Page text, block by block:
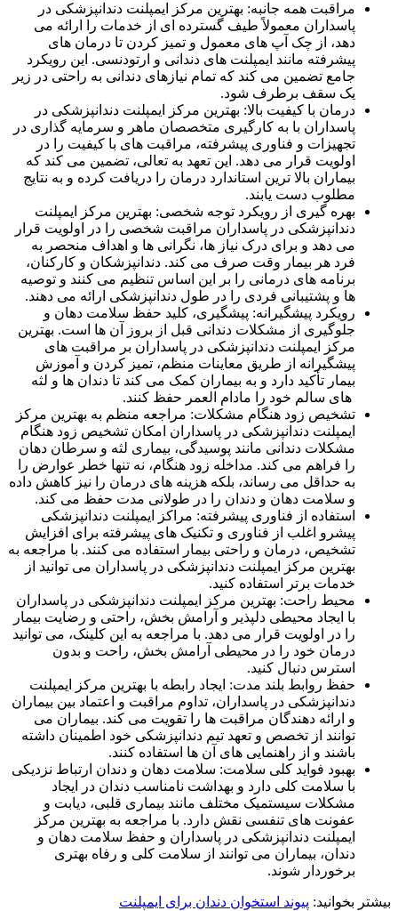
مراقبت همه جانبه: بهترین مرکز ایمپلنت دندانپزشکی در
پاسداران معمولاً طیف گسترده ‌ای از خدمات را ارائه می
‌دهد، از چک‌ آپ‌ های معمول و تمیز کردن تا درمان‌ های
پیشرفته مانند ایمپلنت‌ های دندانی و ارتودنسی. این رویکرد
جامع تضمین می کند که تمام نیازهای دندانی به راحتی در زیر
یک سقف برطرف شود.
درمان با کیفیت بالا: بهترین مرکز ایمپلنت دندانپزشکی در
پاسداران با به کارگیری متخصصان ماهر و سرمایه گذاری در
تجهیزات و فناوری پیشرفته، مراقبت های با کیفیت را در
اولویت قرار می دهد. این تعهد به تعالی، تضمین می کند که
بیماران بالا ترین استاندارد درمان را دریافت کرده و به نتایج
مطلوب دست یابند.
بهره گیری از رویکرد توجه شخصی: بهترین مرکز ایمپلنت
دندانپزشکی در پاسداران مراقبت شخصی را در اولویت قرار
می دهد و برای درک نیاز ها، نگرانی ها و اهداف منحصر به
فرد هر بیمار وقت صرف می کند. دندانپزشکان و کارکنان،
برنامه های درمانی را بر این اساس تنظیم می کنند و توصیه
ها و پشتیبانی فردی را در طول دندانپزشکی ارائه می دهند.
رویکرد پیشگیرانه: پیشگیری، کلید حفظ سلامت دهان و
جلوگیری از مشکلات دندانی قبل از بروز آن ها است. بهترین
مرکز ایمپلنت دندانپزشکی در پاسداران بر مراقبت‌ های
پیشگیرانه از طریق معاینات منظم، تمیز کردن و آموزش
بیمار تأکید دارد و به بیماران کمک می ‌کند تا دندان ها و لثه
های سالم خود را مادام ‌العمر حفظ کنند.
تشخیص زود هنگام مشکلات: مراجعه منظم به بهترین مرکز
ایمپلنت دندانپزشکی در پاسداران امکان تشخیص زود هنگام
مشکلات دندانی مانند پوسیدگی، بیماری لثه و سرطان دهان
را فراهم می کند. مداخله زود هنگام، نه تنها خطر عوارض را
به حداقل می رساند، بلکه هزینه های درمان را نیز کاهش داده
و سلامت دهان و دندان را در طولانی مدت حفظ می کند.
استفاده از فناوری پیشرفته: مراکز ایمپلنت دندانپزشکی
پیشرو اغلب از فناوری و تکنیک های پیشرفته برای افزایش
تشخیص، درمان و راحتی بیمار استفاده می کنند. با مراجعه به
بهترین مرکز ایمپلنت دندانپزشکی در پاسداران می توانید از
خدمات برتر استفاده کنید.
محیط راحت: بهترین مرکز ایمپلنت دندانپزشکی در پاسداران
با ایجاد محیطی دلپذیر و آرامش بخش، راحتی و رضایت بیمار
را در اولویت قرار می دهد. با مراجعه به این کلینک، می توانید
درمان خود را در محیطی آرامش بخش، راحت و بدون
استرس دنبال کنید.
حفظ روابط بلند مدت: ایجاد رابطه با بهترین مرکز ایمپلنت
دندانپزشکی در پاسداران، تداوم مراقبت و اعتماد بین بیماران
و ارائه دهندگان مراقبت ها را تقویت می کند. بیماران می
توانند از تخصص و تعهد تیم دندانپزشکی خود اطمینان داشته
باشند و از راهنمایی های آن ها استفاده کنند.
بهبود فواید کلی سلامت: سلامت دهان و دندان ارتباط نزدیکی
با سلامت کلی دارد و بهداشت نامناسب دندان در ایجاد
مشکلات سیستمیک مختلف مانند بیماری قلبی، دیابت و
عفونت های تنفسی نقش دارد. با مراجعه به بهترین مرکز
ایمپلنت دندانپزشکی در پاسداران و حفظ سلامت دهان و
دندان، بیماران می توانند از سلامت کلی و رفاه بهتری
برخوردار شوند.
بیشتر بخوانید: پیوند استخوان دندان برای ایمپلنت